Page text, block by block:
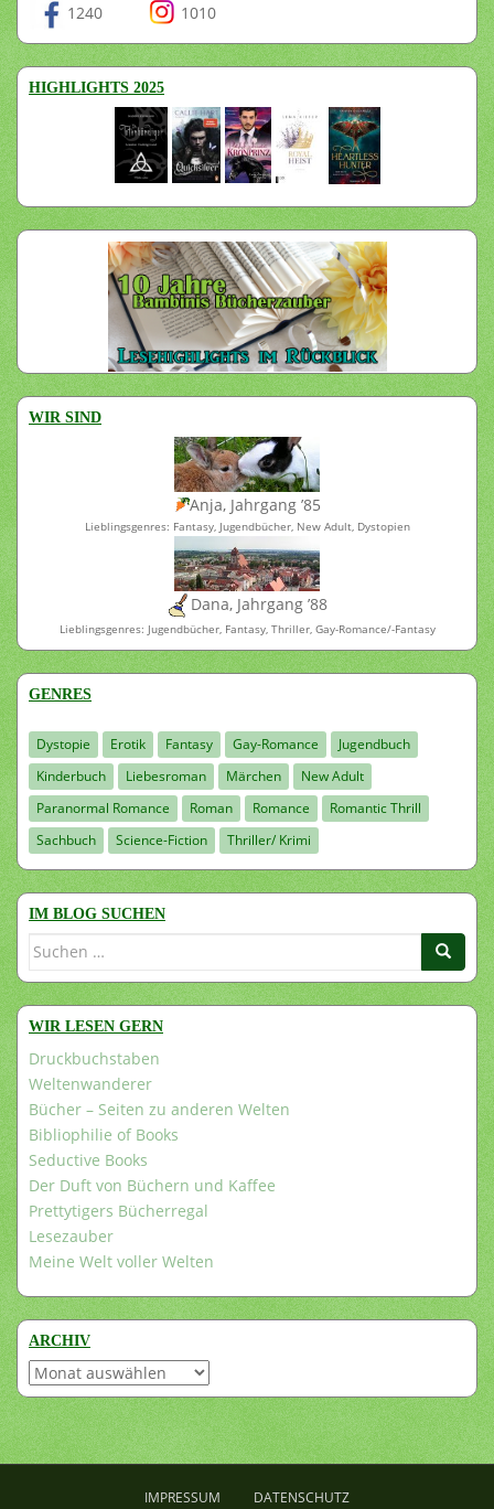
1240 1010
HIGHLIGHTS 2025
WIR SIND
Anja, Jahrgang ’85
Lieblingsgenres: Fantasy, Jugendbücher, New Adult, Dystopien
Dana, Jahrgang ’88
Lieblingsgenres: Jugendbücher, Fantasy, Thriller, Gay-Romance/-Fantasy
GENRES
Dystopie Erotik Fantasy Gay-Romance
Jugendbuch
Kinderbuch
Liebesroman Märchen
New Adult
Paranormal Romance
Roman Romance
Romantic Thrill
Sachbuch
Science-Fiction Thriller/ Krimi
IM BLOG SUCHEN
Suchen
WIR LESEN GERN
Druckbuchstaben
Weltenwanderer
Bücher – Seiten zu anderen Welten
Bibliophilie of Books
Seductive Books
Der Duft von Büchern und Kaffee
Prettytigers Bücherregal
Lesezauber
Meine Welt voller Welten
ARCHIV
Archiv
IMPRESSUM DATENSCHUTZ